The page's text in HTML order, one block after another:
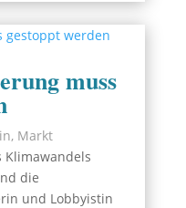
muss
, Markt
Klimawandels
die
und Lobbyistin